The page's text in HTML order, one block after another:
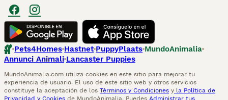
Pets4Homes Hastnet PuppyPlaats MundoAnimalia
Annunci Animali Lancaster Puppies
MundoAnimalia.com utiliza cookies en este sitio para mejorar tu
experiencia de usuario. El uso de este sitio web y otros servicios
constituye la aceptación de los Términos y Condiciones y la Política de